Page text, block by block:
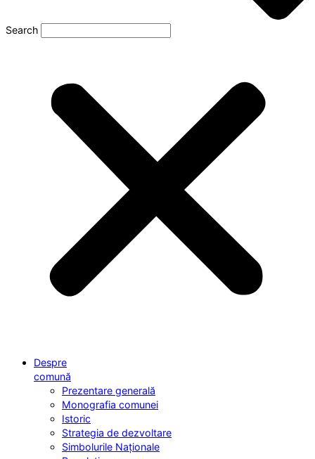
Search
Despre
comună
Prezentare generală
Monografia comunei
Istoric
Strategia de dezvoltare
Simbolurile Naționale